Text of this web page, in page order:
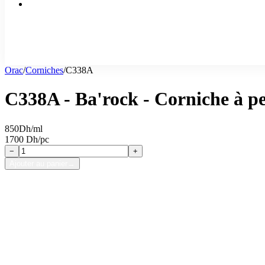
Orac/Corniches/C338A
C338A - Ba'rock - Corniche à
850Dh/ml
1700 Dh/pc
−
+